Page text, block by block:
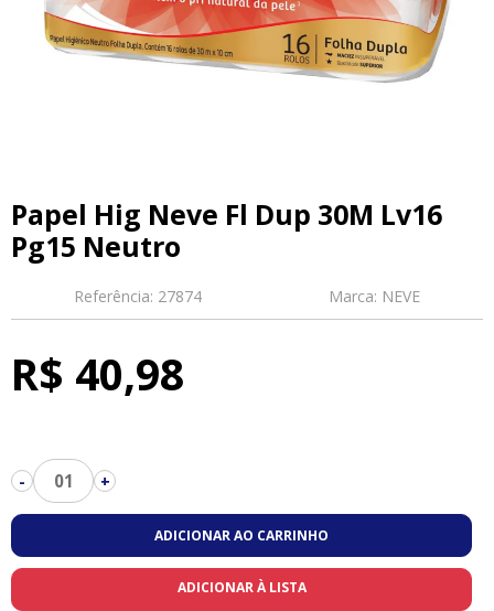
Papel Hig Neve Fl Dup 30M Lv16
Pg15 Neutro
Referência: 27874 Marca: NEVE
R$ 40,98
- 01 +
ADICIONAR AO CARRINHO
ADICIONAR À LISTA